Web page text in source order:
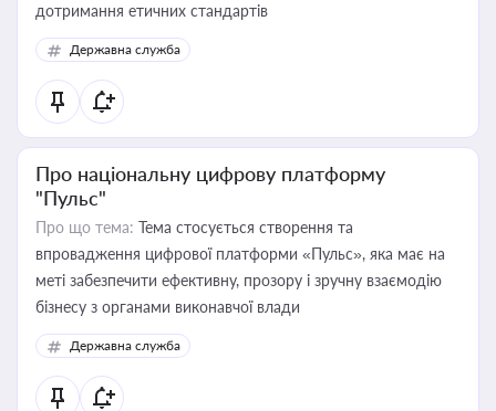
дотримання етичних стандартів
Державна служба
Про національну цифрову платформу
"Пульс"
Про що тема: Тема стосується створення та
впровадження цифрової платформи «Пульс», яка має на
меті забезпечити ефективну, прозору і зручну взаємодію
бізнесу з органами виконавчої влади
Державна служба